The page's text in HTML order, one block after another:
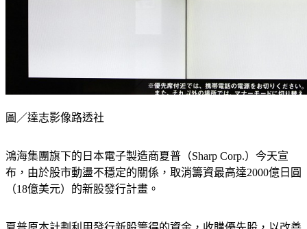
圖／達志影像路透社
鴻海集團旗下的日本電子製造商夏普（Sharp Corp.）今天宣
布，由於股市動盪不穩定的關係，取消籌資最高達2000億日圓
（18億美元）的新股發行計畫。